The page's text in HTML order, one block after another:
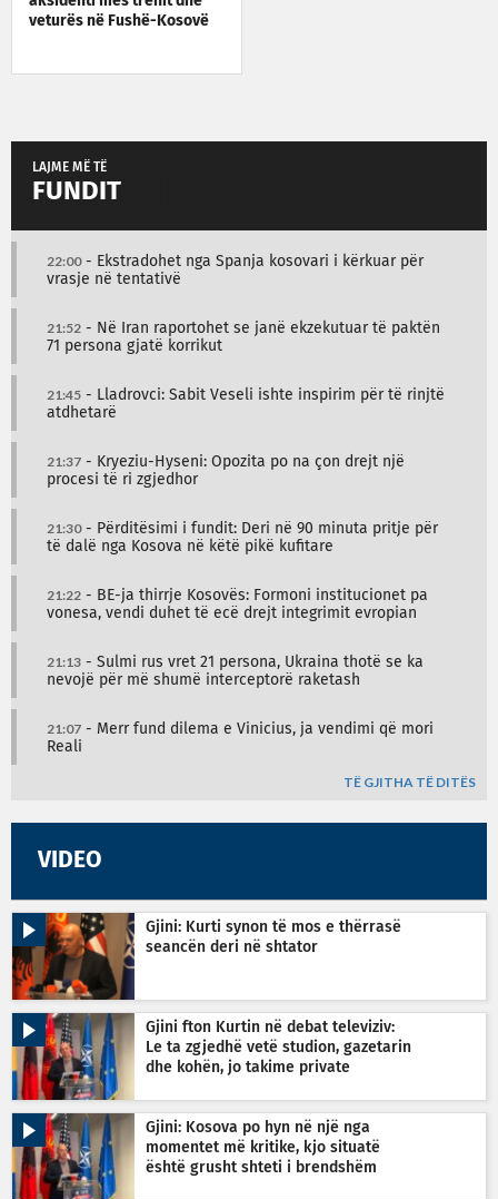
veturës në Fushë-Kosovë
LAJME MË TË
FUNDIT
22:00- Ekstradohet nga Spanja kosovari i kërkuar për
vrasje në tentativë
21:52 - Në Iran raportohet se janë ekzekutuar të paktën
71 persona gjatë korrikut
21:45 - Lladrovci: Sabit Veseli ishte inspirim për të rinjtë
atdhetarë
21:37 - Kryeziu-Hyseni: Opozita po na çon drejt një
procesi të ri zgjedhor
21:30- Përditësimi i fundit: Deri në 90 minuta pritje për
të dalë nga Kosova në këtë pikë kufitare
21:22 - BE-ja thirrje Kosovës: Formoni institucionet pa
vonesa, vendi duhet të ecë drejt integrimit evropian
21:13 - Sulmi rus vret 21 persona, Ukraina thotë se ka
nevojë për më shumë interceptorë raketash
21:07 - Merr fund dilema e Vinicius, ja vendimi që mori
Reali
TË GJITHA TË DITËS
VIDEO
Gjini: Kurti synon të mos e thërrasë
seancën deri në shtator
Gjini fton Kurtin në debat televiziv:
Le ta zgjedhë vetë studion, gazetarin
dhe kohën, jo takime private
Gjini: Kosova po hyn në një nga
momentet më kritike, kjo situatë
është grusht shteti i brendshëm